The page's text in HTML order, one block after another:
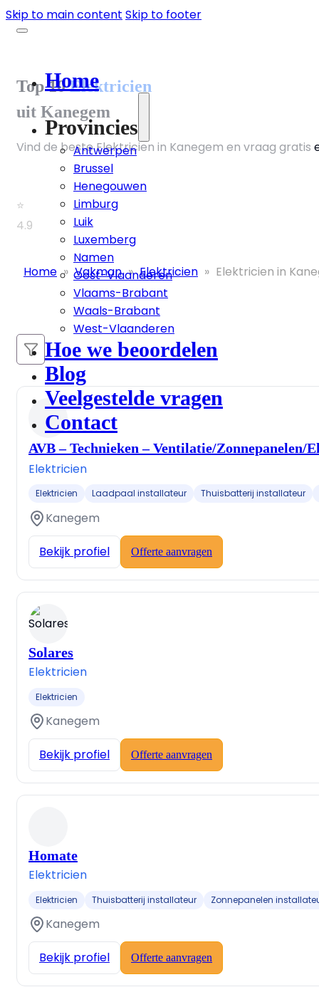
Skip to main content Skip to footer
Home
Provincies
Antwerpen
Brussel
Henegouwen
Limburg
Luik
Luxemberg
Namen
Oost-Vlaanderen
Vlaams-Brabant
Waals-Brabant
West-Vlaanderen
Hoe we beoordelen
Blog
Veelgestelde vragen
Contact
Top 10Elektricien
uit Kanegem
Vind de beste Elektricien in Kanegem en vraag gratis
⭐
4.9
Home » Vakman » Elektricien » Elektricien in
AVB – Technieken – Ventilatie/Zonnepanelen/
Elektricien
Elektricien Laadpaal installateur Thuisbatterij installateur
Kanegem
Bekijk profiel Offerte aanvragen
Solares
Elektricien
Elektricien
Kanegem
Bekijk profiel Offerte aanvragen
Homate
Elektricien
Elektricien Thuisbatterij installateur Zonnepanelen
Kanegem
Bekijk profiel Offerte aanvragen